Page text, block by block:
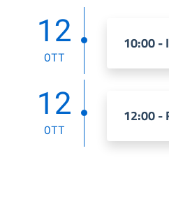
12
OTT
10:00 -
12
OTT
12:00 -